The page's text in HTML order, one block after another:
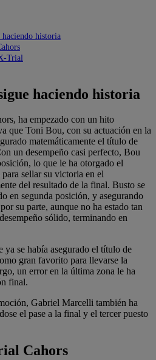
historia
Trial
haciendo historia
ha empezado con un hito
que Toni Bou, con su actuación en la
matemáticamente el título de
un desempeño casi perfecto, Bou
lo que le ha otorgado el
sellar su victoria en el
del resultado de la final. Busto se
en segunda posición, y asegurando
su parte, aunque no ha estado tan
sólido, terminando en
se había asegurado el título de
gran favorito para llevarse la
un error en la última zona le ha
final.
Gabriel Marcelli también ha
el pase a la final y el tercer puesto
Cahors